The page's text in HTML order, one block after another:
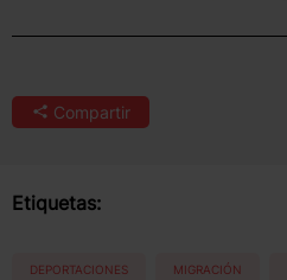
Compartir
Etiquetas:
DEPORTACIONES MIGRACIÓN